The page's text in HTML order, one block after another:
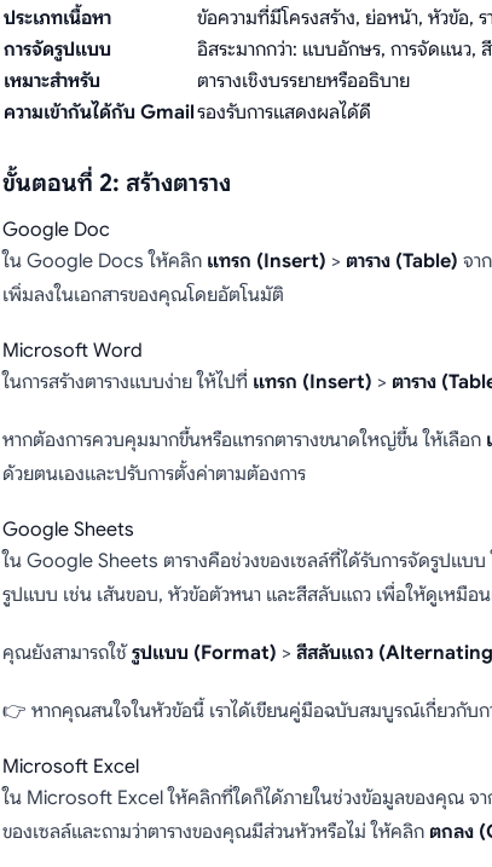
ประเภทเนื้อหา
ข้อความที่มีโครงสร้าง, ย่อหน้า, หัวข้อ, ร
การจัดรูปแบบ
อิสระมากกว่า: แบบอักษร, การจัดแนว, สี
เหมาะสำหรับ
ตารางเชิงบรรยายหรืออธิบาย
ความเข้ากันได้กับ Gmailรองรับการแสดงผลได้ดี
ขั้นตอนที่ 2: สร้างตาราง
Google Doc
ใน Google Docs ให้คลิก แทรก (Insert) > ตาราง (Table) จา
เพิ่มลงในเอกสารของคุณโดยอัตโนมัติ
Microsoft Word
ในการสร้างตารางแบบง่าย ให้ไปที่ แทรก (Insert) > ตาราง
หากต้องการควบคุมมากขึ้นหรือแทรกตารางขนาดใหญ่ขึ้น ให้เลือก
ด้วยตนเองและปรับการตั้งค่าตามต้องการ
Google Sheets
ใน Google Sheets ตารางคือช่วงของเซลล์ที่ได้รับการจัดรูปแบ
รูปแบบ เช่น เส้นขอบ, หัวข้อตัวหนา และสีสลับแถว เพื่อให้ดูเหมือน
คุณยังสามารถใช้รูปแบบ (Format) > สีสลับแถว
👉 หากคุณสนใจในหัวข้อนี้ เราได้เขียนคู่มือฉบับสมบูรณ์เกี่ยวกับก
Microsoft Excel
ใน Microsoft Excel ให้คลิกที่ใดก็ได้ภายในช่วงข้อมูลของคุณ จ
ของเซลล์และถามว่าตารางของคุณมีส่วนหัวหรือไม่ ให้คลิก ตกลง